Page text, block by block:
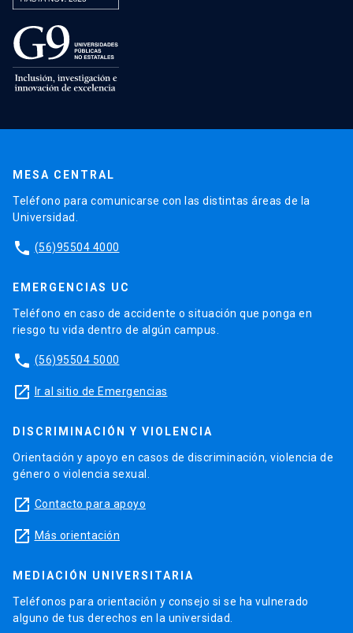
MESA CENTRAL
Teléfono para comunicarse con las distintas áreas de la
Universidad.
phone (56)95504 4000
EMERGENCIAS UC
Teléfono en caso de accidente o situación que ponga en
riesgo tu vida dentro de algún campus.
phone (56)95504 5000
launch Ir al sitio de Emergencias
DISCRIMINACIÓN Y VIOLENCIA
Orientación y apoyo en casos de discriminación, violencia de
género o violencia sexual.
launch Contacto para apoyo
launch Más orientación
MEDIACIÓN UNIVERSITARIA
Teléfonos para orientación y consejo si se ha vulnerado
alguno de tus derechos en la universidad.